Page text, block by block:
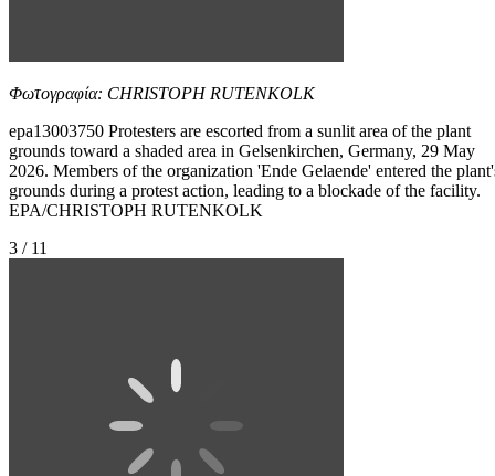
Φωτογραφία: CHRISTOPH RUTENKOLK
epa13003750 Protesters are escorted from a sunlit area of the plant
grounds toward a shaded area in Gelsenkirchen, Germany, 29 May
2026. Members of the organization 'Ende Gelaende' entered the
grounds during a protest action, leading to a blockade of the facility.
EPA/CHRISTOPH RUTENKOLK
3 / 11